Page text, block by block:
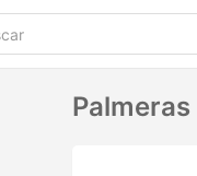
Palmeras